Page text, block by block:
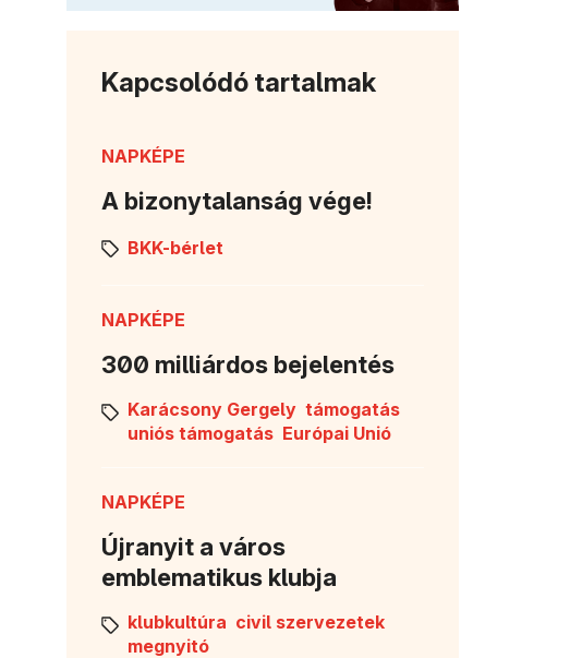
Kapcsolódó tartalmak
NAPKÉPE
A bizonytalanság vége!
BKK-bérlet
NAPKÉPE
300 milliárdos bejelentés
Karácsony Gergely támogatás
uniós támogatás Európai Unió
NAPKÉPE
Újranyit a város
emblematikus klubja
klubkultúra civil szervezetek
megnyitó